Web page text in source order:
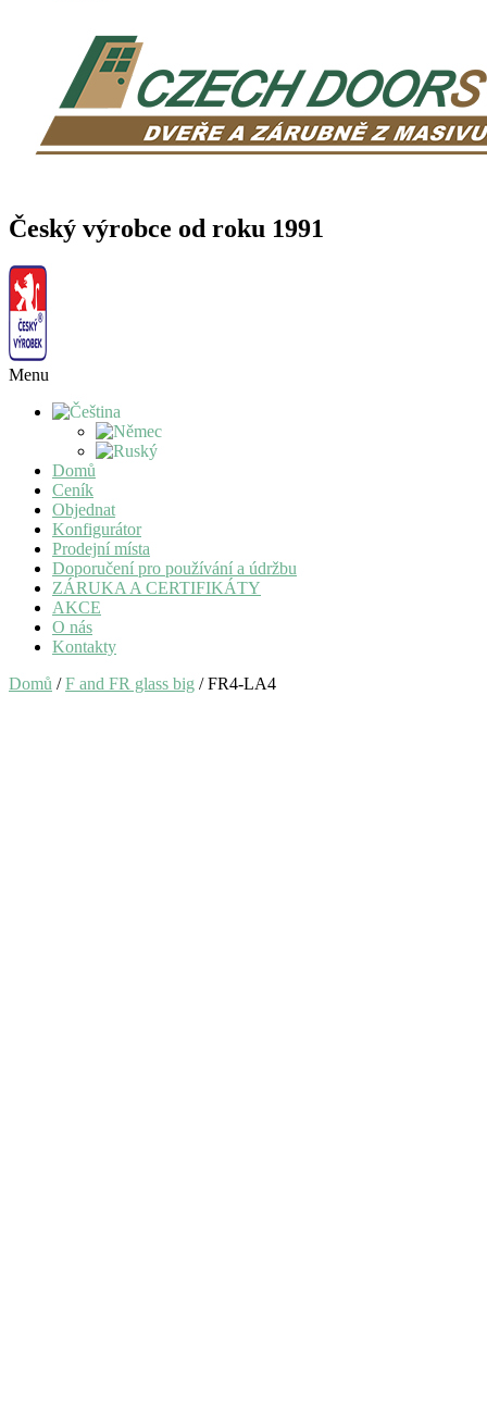
Český výrobce od roku 1991
Menu
Domů
Ceník
Objednat
Konfigurátor
Prodejní místa
Doporučení pro používání a údržbu
ZÁRUKA A CERTIFIKÁTY
AKCE
O nás
Kontakty
Domů /F and FR glass big / FR4-LA4